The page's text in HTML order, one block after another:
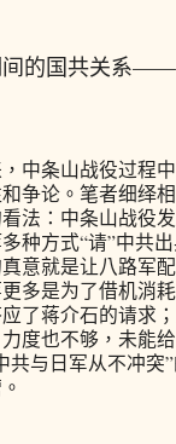
的国共关系
条山战役过程中
争论。笔者细绎
法：中条山战役
种方式“请”中共
意就是让八路军
多是为了借机消
了蒋介石的请求
度也不够，未能
共与日军从不冲突